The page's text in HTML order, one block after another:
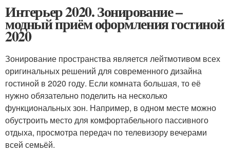
Интерьер 2020. Зонирование –
модный приём оформления гостиной
2020
Зонирование пространства является лейтмотивом всех
оригинальных решений для современного дизайна
гостиной в 2020 году. Если комната большая, то её
нужно обязательно поделить на несколько
функциональных зон. Например, в одном месте можно
обустроить место для комфортабельного пассивного
отдыха, просмотра передач по телевизору вечерами
всей семьёй.